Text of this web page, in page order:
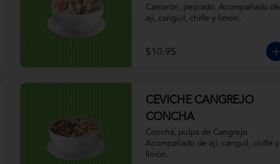
Camarón, pescado. Acompañado de
ají, canguil, chifle y limón.
$10.95
CEVICHE CANGREJO
CONCHA
Concha, pulpa de Cangrejo.
Acompañado de ají, canguil, chifle y
limón.